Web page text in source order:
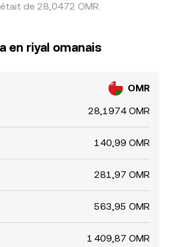
de 28,0472 OMR.
en riyal omanais
OMR
28,1974 OMR
140,99 OMR
281,97 OMR
563,95 OMR
1 409,87 OMR